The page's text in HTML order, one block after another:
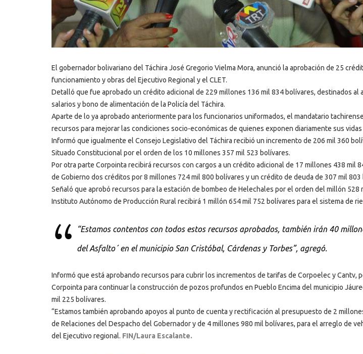
El gobernador bolivariano del Táchira José Gregorio Vielma Mora, anunció la aprobación de 25
funcionamiento y obras del Ejecutivo Regional y el CLET.
Detalló que fue aprobado un crédito adicional de 229 millones 136 mil 834 bolívares, destinados al
salarios y bono de alimentación de la Policía del Táchira.
Aparte de lo ya aprobado anteriormente para los funcionarios uniformados, el mandatario
recursos para mejorar las condiciones socio-económicas de quienes exponen diariamente sus
Informó que igualmente el Consejo Legislativo del Táchira recibió un incremento de 206 mil 360
Situado Constitucional por el orden de los 10 millones 357 mil 523 bolívares.
Por otra parte Corpointa recibirá recursos con cargos a un crédito adicional de 17 millones 438 mil
de Gobierno dos créditos por 8 millones 724 mil 800 bolívares y un crédito de deuda de 307 mil 803
Señaló que aprobó recursos para la estación de bombeo de Helechales por el orden del millón 528
Instituto Autónomo de Producción Rural recibirá 1 millón 654 mil 752 bolívares para el sistema de
“Estamos contentos con todos estos recursos aprobados, también irán 40
del Asfalto´ en el municipio San Cristóbal, Cárdenas y Torbes”, agregó.
Informó que está aprobando recursos para cubrir los incrementos de tarifas de Corpoelec y Cantv,
Corpointa para continuar la construcción de pozos profundos en Pueblo Encima del municipio
mil 225 bolívares.
“Estamos también aprobando apoyos al punto de cuenta y rectificación al presupuesto de 2
de Relaciones del Despacho del Gobernador y de 4 millones 980 mil bolívares, para el arreglo de
del Ejecutivo regional. FIN/Laura Escalante.